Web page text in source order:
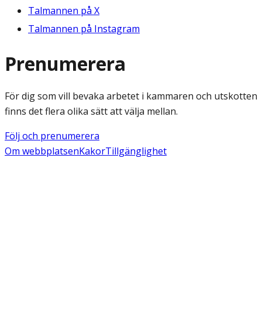
Talmannen på X
Talmannen på Instagram
Prenumerera
För dig som vill bevaka arbetet i kammaren och utskotten
finns det flera olika sätt att välja mellan.
Följ och prenumerera
Om webbplatsenKakorTillgänglighet